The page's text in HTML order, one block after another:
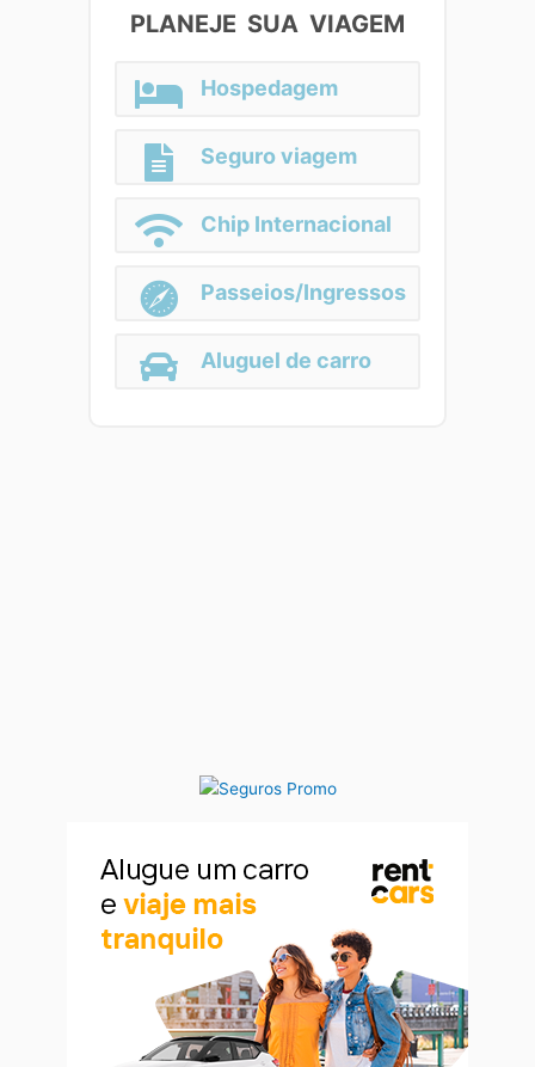
PLANEJE SUA VIAGEM
Hospedagem
Seguro viagem
Chip Internacional
Passeios/Ingressos
Aluguel de carro